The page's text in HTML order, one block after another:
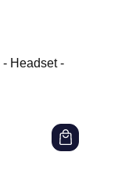
0 von 5 Sternen
Headset -